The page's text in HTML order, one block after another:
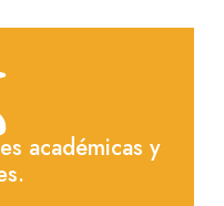
académicas y